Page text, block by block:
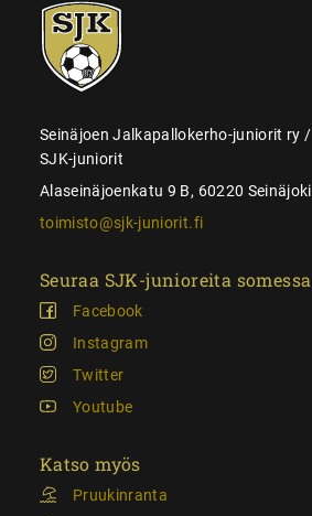
SJK-
juniorit
Seinäjoen Jalkapallokerho-juniorit ry /
SJK-juniorit
Alaseinäjoenkatu 9 B, 60220 Seinäjoki
toimisto@sjk-juniorit.fi
Seuraa SJK-junioreita somessa
Facebook
Instagram
Twitter
Youtube
Katso myös
Pruukinranta